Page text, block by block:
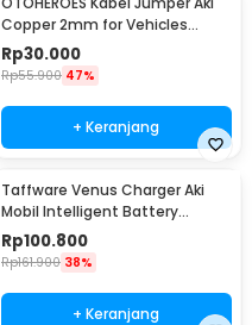
Copper 2mm for Vehicles
Under 2000cc 2.8M - D800
Rp30.000
Rp55.900 47%
+ Keranjang
Taffware Venus Charger Aki
Mobil Intelligent Battery
Charger 12V 6A - UD20
Rp100.800
Rp161.900 38%
+ Keranjang